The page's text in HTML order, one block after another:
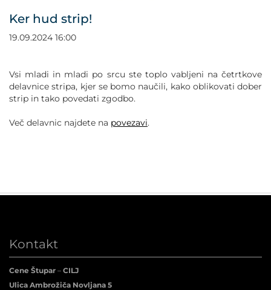
OZNAČI NASLOVE
PODČRTAJ POVEZAVE
Ker hud strip!
19.09.2024 16:00
Vsi mladi in mladi po srcu ste toplo vabljeni na četrtkove
delavnice stripa, kjer se bomo naučili, kako oblikovati dober
strip in tako povedati zgodbo.
Več delavnic najdete na povezavi.
Kontakt
Cene Štupar – CILJ
Ulica Ambrožiča Novljana 5